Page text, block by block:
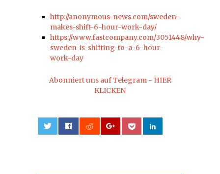
http://anonymous-news.com/sweden-
makes-shift-6-hour-work-day/
https://www.fastcompany.com/3051448/why-
sweden-is-shifting-to-a-6-hour-
work-day
Abonniert uns auf Telegram - HIER
KLICKEN